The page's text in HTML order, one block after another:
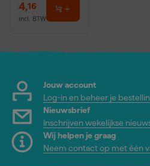
4,16
incl. BTW
Jouw account
Log-in en beheer je
Nieuwsbrief
Inschrijven wekelijkse
Wij helpen je graag
Neem contact op met één